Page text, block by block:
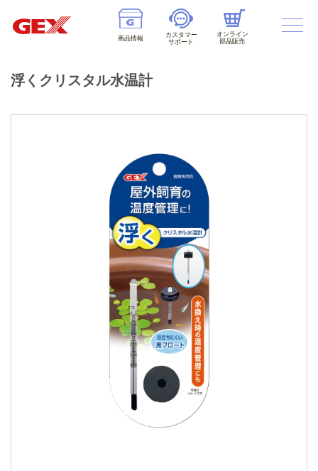
商品情報
カスタマー
サポート
オンライン
部品販売
浮くクリスタル水温計